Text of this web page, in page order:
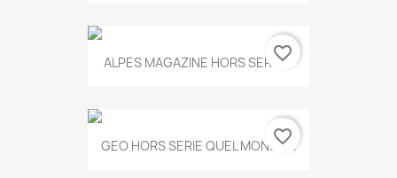
ALPES MAGAZINE HORS SERIE...
favorite_border
GEO HORS SERIE QUEL MONDE...
favorite_border